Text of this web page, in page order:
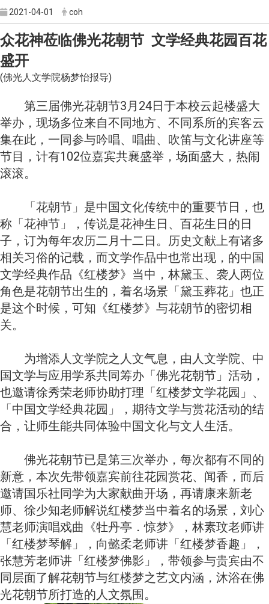
2021-04-01 coh
众花神莅临佛光花朝节 文学经典花园百花
盛开
(佛光人文学院杨梦怡报导)
第三届佛光花朝节3 月 24日于本校云起楼盛大
举办，现场多位来自不同地方、不同系所的宾客云
集在此，一同参与吟唱、唱曲、吹笛与文化讲座等
节目，计有102位嘉宾共襄盛举，场面盛大，热闹
滚滚。
「花朝节」是中国文化传统中的重要节日，也
称「花神节」，传说是花神生日、百花生日的日
子，订为每年农历二月十二日。历史文献上有诸多
相关习俗的记载，而文学作品中也常出现，的中国
文学经典作品《红楼梦》当中，林黛玉、袭人两位
角色是花朝节出生的，着名场景「黛玉葬花」也正
是这个时候，可知《红楼梦》与花朝节的密切相
关。
为增添人文学院之人文气息，由人文学院、中
国文学与应用学系共同筹办「佛光花朝节」活动，
也邀请徐秀荣老师协助打理「红楼梦文学花园」、
「中国文学经典花园」，期待文学与赏花活动的结
合，让师生能共同体验中国文化与文人生活。
佛光花朝节已是第三次举办，每次都有不同的
新意，本次先带领嘉宾前往花园赏花、闻香，而后
邀请国乐社同学为大家献曲开场，再请康来新老
师、徐少知老师解说红楼梦当中着名的场景，刘心
慧老师演唱戏曲《牡丹亭．惊梦》，林素玟老师讲
「红楼梦琴解」，向懿柔老师讲「红楼梦香趣」，
张慧芳老师讲「红楼梦佛影」，带领参与贵宾由不
同层面了解花朝节与红楼梦之艺文内涵，沐浴在佛
光花朝节所打造的人文氛围。